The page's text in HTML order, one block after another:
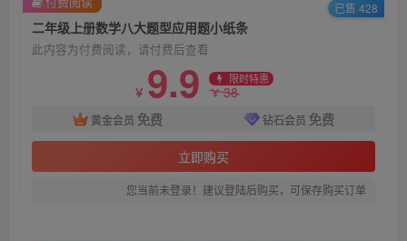
二年级上册数学八大题型应用题小纸条
此内容为付费阅读，请付费后查看
￥ 9.9 限时特惠
￥38
黄金会员 免费 钻石会员 免费
立即购买
您当前未登录！建议登陆后购买，可保存购买订单
已售 428